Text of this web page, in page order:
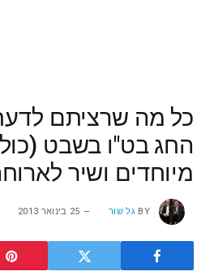
כל מה שרציתם
החג בט"ו בשבט
מיוחדים ושיר
BY גל שור 25 בינואר 2013